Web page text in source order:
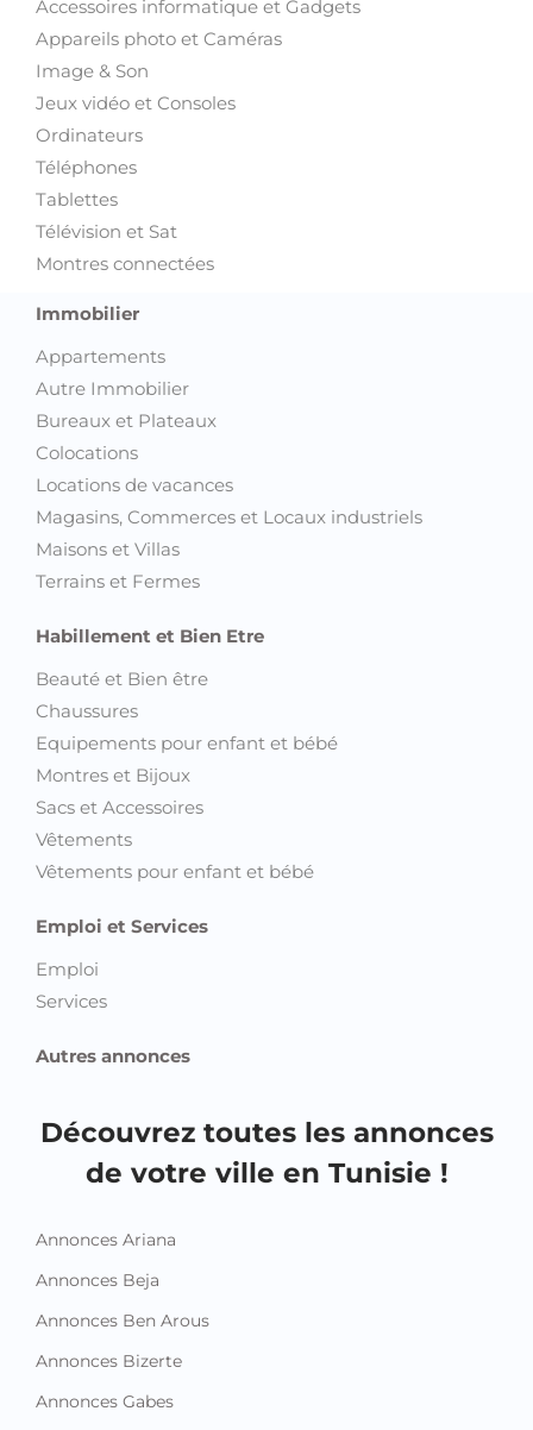
Accessoires informatique et Gadgets
Appareils photo et Caméras
Image & Son
Jeux vidéo et Consoles
Ordinateurs
Téléphones
Tablettes
Télévision et Sat
Montres connectées
Immobilier
Appartements
Autre Immobilier
Bureaux et Plateaux
Colocations
Locations de vacances
Magasins, Commerces et Locaux industriels
Maisons et Villas
Terrains et Fermes
Habillement et Bien Etre
Beauté et Bien être
Chaussures
Equipements pour enfant et bébé
Montres et Bijoux
Sacs et Accessoires
Vêtements
Vêtements pour enfant et bébé
Emploi et Services
Emploi
Services
Autres annonces
Découvrez toutes les annonces
de votre ville en Tunisie !
Annonces Ariana
Annonces Beja
Annonces Ben Arous
Annonces Bizerte
Annonces Gabes